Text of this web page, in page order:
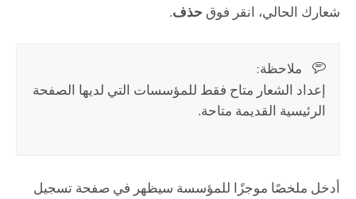
شعارك الحالي، انقر فوق حذف.
ملاحظة:‏
إعداد الشعار متاح فقط للمؤسسات التي لديها الصفحة
الرئيسية القديمة متاحة.
أدخل ملخصًا موجزًا للمؤسسة سيظهر في صفحة تسجيل